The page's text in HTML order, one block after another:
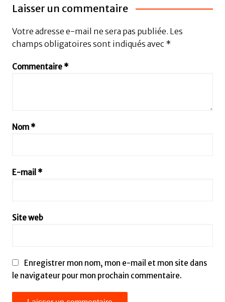
Laisser un commentaire
Votre adresse e-mail ne sera pas publiée. Les
champs obligatoires sont indiqués avec *
Commentaire *
Nom *
E-mail *
Site web
Enregistrer mon nom, mon e-mail et mon site dans
le navigateur pour mon prochain commentaire.